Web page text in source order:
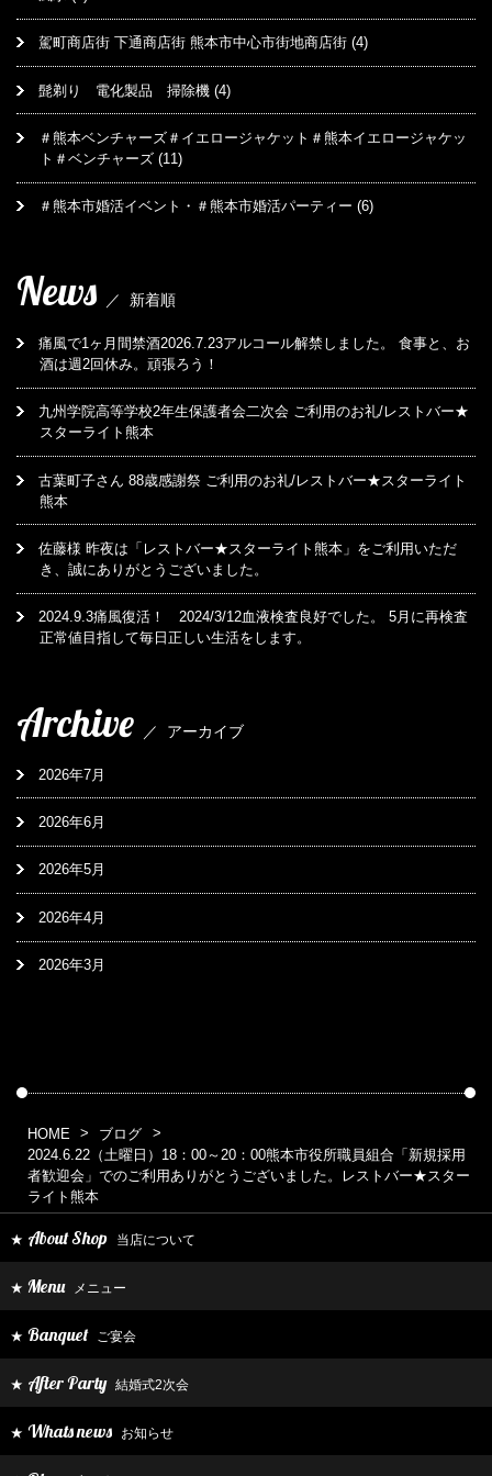
駕町商店街 下通商店街 熊本市中心市街地商店街 (4)
髭剃り 電化製品 掃除機 (4)
＃熊本ベンチャーズ＃イエロージャケット＃熊本イエロージャケッ
ト＃ベンチャーズ (11)
＃熊本市婚活イベント・＃熊本市婚活パーティー (6)
News ／ 新着順
痛風で1ヶ月間禁酒2026.7.23アルコール解禁しました。 食事と、お
酒は週2回休み。頑張ろう！
九州学院高等学校2年生保護者会二次会 ご利用のお礼/レストバー★
スターライト熊本
古葉町子さん 88歳感謝祭 ご利用のお礼/レストバー★スターライト
熊本
佐藤様 昨夜は「レストバー★スターライト熊本」をご利用いただ
き、誠にありがとうございました。
2024.9.3痛風復活！ 2024/3/12血液検査良好でした。 5月に再検査
正常値目指して毎日正しい生活をします。
Archive ／ アーカイブ
2026年7月
2026年6月
2026年5月
2026年4月
2026年3月
HOME
ブログ
2024.6.22（土曜日）18：00～20：00熊本市役所職員組合「新規採用
者歓迎会」でのご利用ありがとうございました。レストバー★スター
ライト熊本
★ About Shop 当店について
★ Menu メニュー
★ Banquet ご宴会
★ After Party 結婚式2次会
★ Whats news お知らせ